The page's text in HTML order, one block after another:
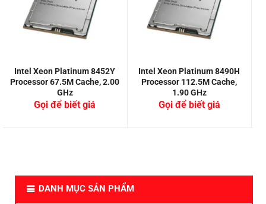
DANH MỤC SẢN PHẨM
Intel Xeon Platinum 8452Y
Processor 67.5M Cache, 2.00
GHz
Gọi để biết giá
Intel Xeon Platinum 8490H
Processor 112.5M Cache,
1.90 GHz
Gọi để biết giá